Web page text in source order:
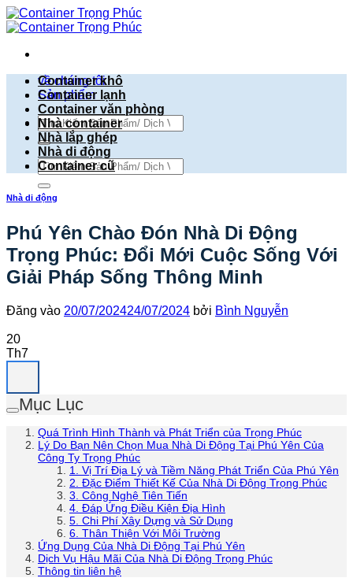
Bỏ
qua
dung
về chúng tôi
Sản phẩm
Tìm
kiếm:
Tìm
kiếm:
Container khô
Container lạnh
Container văn phòng
Nhà container
Nhà lắp ghép
Nhà di động
Container cũ
Nhà di động
Phú Yên Chào Đón Nhà Di Động
Trọng Phúc: Đổi Mới Cuộc Sống Với
Giải Pháp Sống Thông Minh
Đăng vào 20/07/202424/07/2024 bởi Bình Nguyễn
20
Th7
Mục Lục
Quá Trình Hình Thành và Phát Triển của Trọng Phúc
Lý Do Bạn Nên Chọn Mua Nhà Di Động Tại Phú Yên Của
Công Ty Trọng Phúc
1. Vị Trí Địa Lý và Tiềm Năng Phát Triển Của Phú Yên
2. Đặc Điểm Thiết Kế Của Nhà Di Động Trọng Phúc
3. Công Nghệ Tiên Tiến
4. Đáp Ứng Điều Kiện Địa Hình
5. Chi Phí Xây Dựng và Sử Dụng
6. Thân Thiện Với Môi Trường
Ứng Dụng Của Nhà Di Động Tại Phú Yên
Dịch Vụ Hậu Mãi Của Nhà Di Động Trọng Phúc
Thông tin liên hệ